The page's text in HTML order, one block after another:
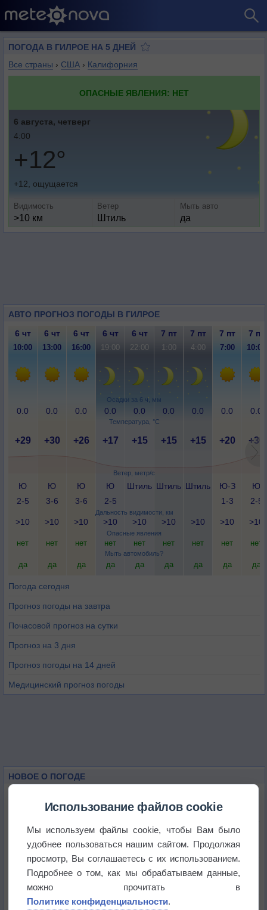
ПОГОДА В ГИЛРОЕ НА 5 ДНЕЙ
Все страны › США › Калифорния
ОПАСНЫЕ ЯВЛЕНИЯ: НЕТ
6 августа, четверг
4:00
+12°
+12, ощущается
Видимость
>10 км
Ветер
Штиль
Мыть авто
да
АВТО ПРОГНОЗ ПОГОДЫ В ГИЛРОЕ
Осадки за 6 ч, мм
Температура, °C
Ветер, метр/с
Дальность видимости, км
Опасные явления
Мыть автомобиль?
6 чт 6 чт 6 чт 6 чт 6 чт 7 пт 7 пт 7 пт 7 пт
10:00 13:00 16:00 19:00 22:00 1:00 4:00 7:00 10:00
0.0 0.0 0.0 0.0 0.0 0.0 0.0 0.0 0.0
+29 +30 +26 +17 +15 +15 +15 +20 +30
Ю
2-5
Ю
3-6
Ю
3-6
Ю
2-5
Штиль Штиль Штиль
Ю-З
1-3
Ю
2-5
>10 >10 >10 >10 >10 >10 >10 >10 >10
нет нет нет нет нет нет нет нет нет
да да да да да да да да да
Погода сегодня
Прогноз погоды на завтра
Почасовой прогноз на сутки
Прогноз на 3 дня
Прогноз погоды на 14 дней
Медицинский прогноз погоды
НОВОЕ О ПОГОДЕ
Приложение построит маршрут через тень
Атмосфера начала замерзать
В Приморье обнаружены морские волны тепла
Использование файлов cookie
Мы используем файлы cookie, чтобы Вам было
удобнее пользоваться нашим сайтом. Продолжая
просмотр, Вы соглашаетесь с их использованием.
Подробнее о том, как мы обрабатываем данные,
можно прочитать в
Политике конфиденциальности.